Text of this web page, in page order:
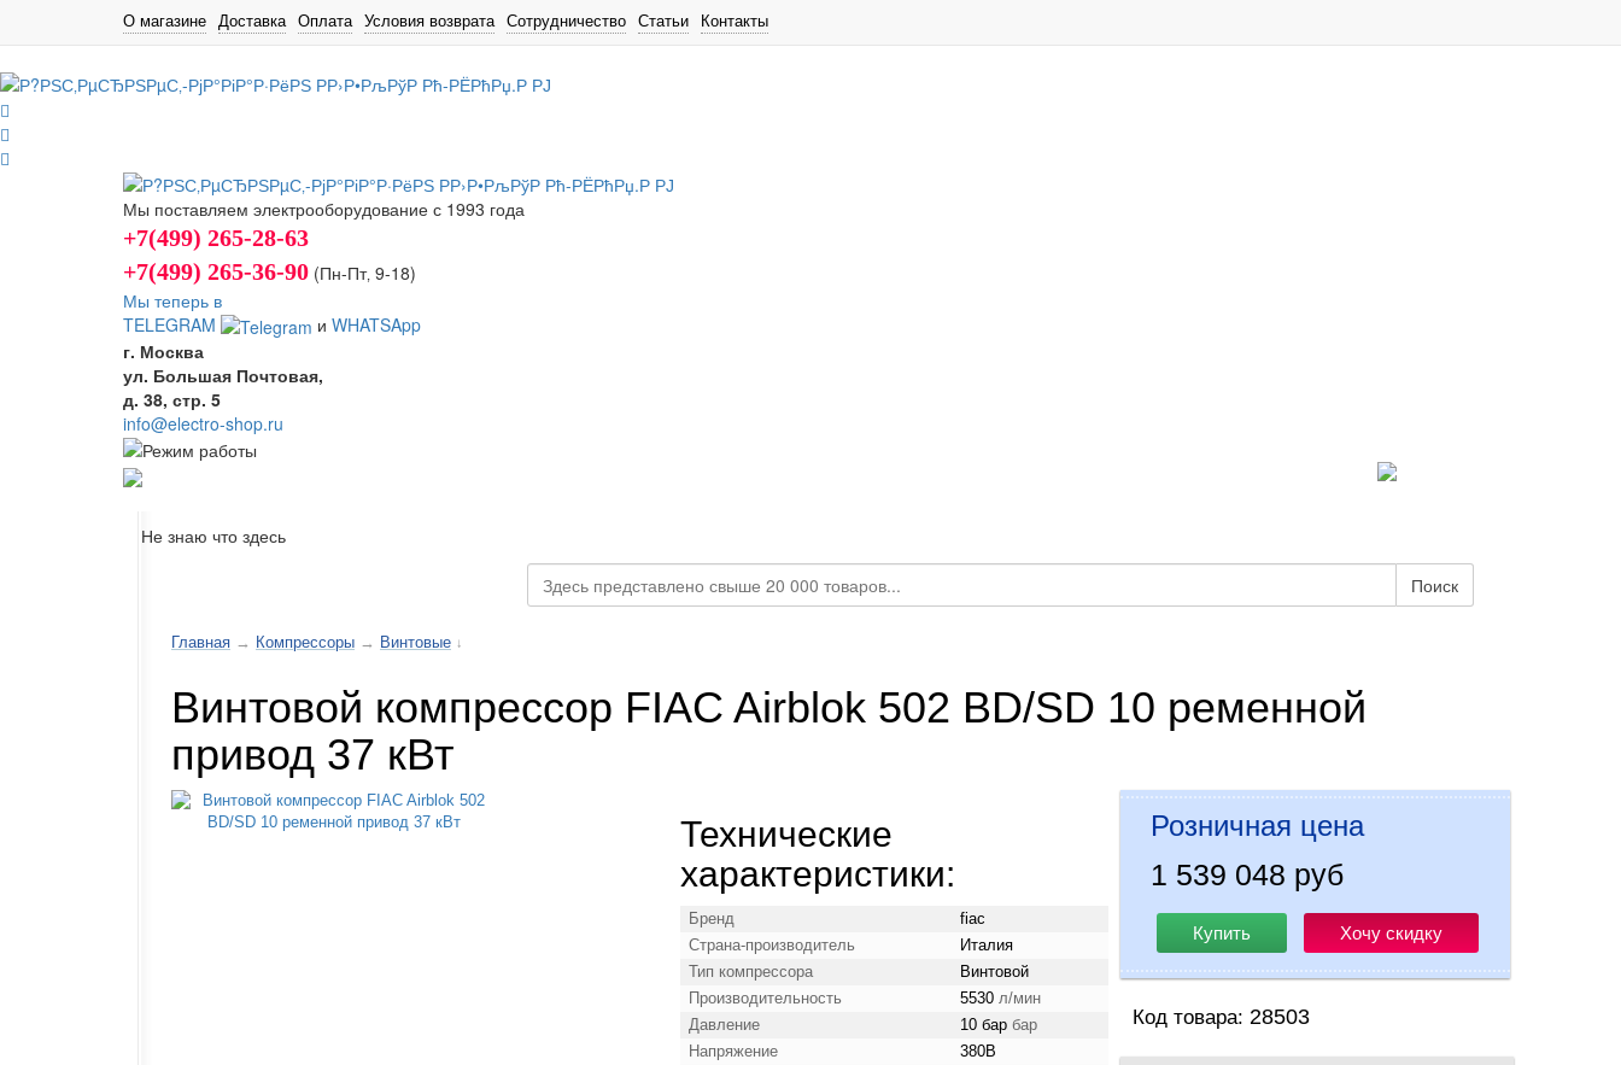
О магазине Доставка Оплата Условия возврата Сотрудничество Статьи Контакты
Мы поставляем электрооборудование с 1993 года
+7(499) 265-28-63
+7(499) 265-36-90 (Пн-Пт‚ 9-18)
Мы теперь в
TELEGRAM
и WHATSApp
г. Москва
ул. Большая Почтовая,
д. 38, стр. 5
info@electro-shop.ru
Не знаю что здесь
Поиск
Главная → Компрессоры → Винтовые ↓
Винтовой компрессор FIAC Airblok 502 BD/SD 10 ременной
привод 37 кВт
Технические
характеристики:
Бренд
fiac
Страна-производитель
Италия
Тип компрессора
Винтовой
Производительность
5530 л/мин
Давление
10 бар бар
Напряжение
380В
Розничная цена
1 539 048 руб
Купить Хочу скидку
Код товара: 28503